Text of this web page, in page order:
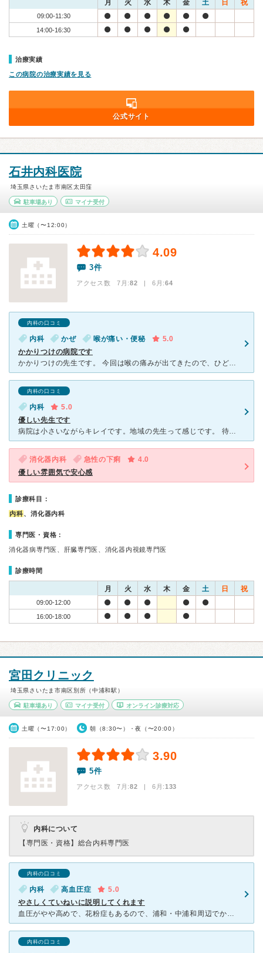
月 火 水 木 金 土 日 祝
09:00-11:30
14:00-16:30
治療実績
この病院の治療実績を見る
公式サイト
石井内科医院
埼玉県さいたま市南区太田窪
駐車場あり マイナ受付
土曜（〜12:00）
4.09
3件
アクセス数 7月:82 | 6月:64
内科の口コミ
内科 かぜ 喉が痛い・便秘
5.0
かかりつけの病院です
かかりつけの先生です。 今回は喉の痛みが出てきたので、ひどくなる前に行けるタイミングで。と思い受診しました。 大きな病院ではありませんが、明るくて掃除も行き届いたキレイな病院です。 とにかく先生
内科の口コミ
内科
5.0
優しい先生です
病院は小さいながらキレイです。地域の先生って感じです。 待ち時間は混んでいると1時間とかありますが、平均30分くらいですかね。 先生がとにかく優しい。口調がとても丁寧で、風邪でつらい時など、癒され
消化器内科 急性の下痢
4.0
優しい雰囲気で安心感
診療科目：
内科、消化器内科
専門医・資格：
消化器病専門医、肝臓専門医、消化器内視鏡専門医
診療時間
月 火 水 木 金 土 日 祝
09:00-12:00
16:00-18:00
宮田クリニック
埼玉県さいたま市南区別所（中浦和駅）
駐車場あり マイナ受付 オンライン診療対応
土曜（〜17:00） 朝（8:30〜）・夜（〜20:00）
3.90
5件
アクセス数 7月:82 | 6月:133
内科について
【専門医・資格】 総合内科専門医
内科の口コミ
内科 高血圧症
5.0
やさしくていねいに説明してくれます
血圧がやや高めで、花粉症もあるので、浦和・中浦和周辺でかかりつけ医を探していました。ご近所の情報でやさしい先生との噂でしたが、噂通りの先生で、しっかり見て、丁寧に説明していただけます。建物も医療機器も
内科の口コミ